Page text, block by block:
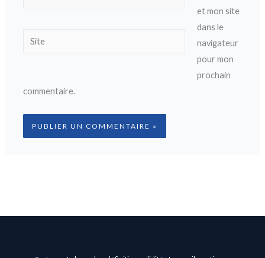
Site
et mon site
dans le
navigateur
pour mon
prochain
commentaire.